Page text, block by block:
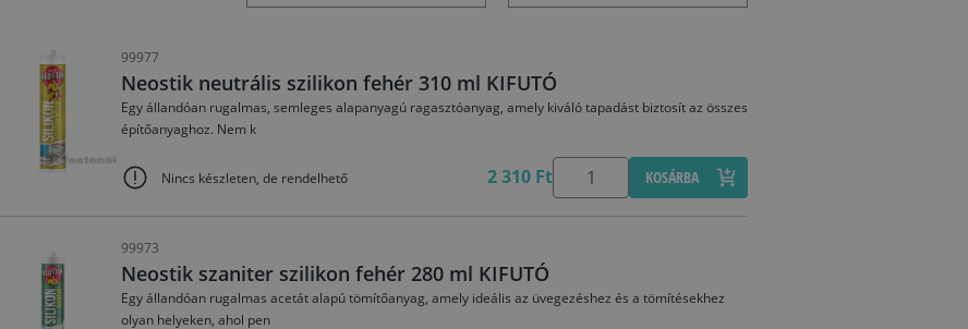
99977
Neostik neutrális szilikon fehér 310 ml KIFUTÓ
Egy állandóan rugalmas, semleges alapanyagú ragasztóanyag, amely kiváló tapadást biztosít az összes
építőanyaghoz. Nem k
Nincs készleten, de rendelhető 2 310 Ft KOSÁRBA
99973
Neostik szaniter szilikon fehér 280 ml KIFUTÓ
Egy állandóan rugalmas acetát alapú tömítőanyag, amely ideális az üvegezéshez és a tömítésekhez
olyan helyeken, ahol pen